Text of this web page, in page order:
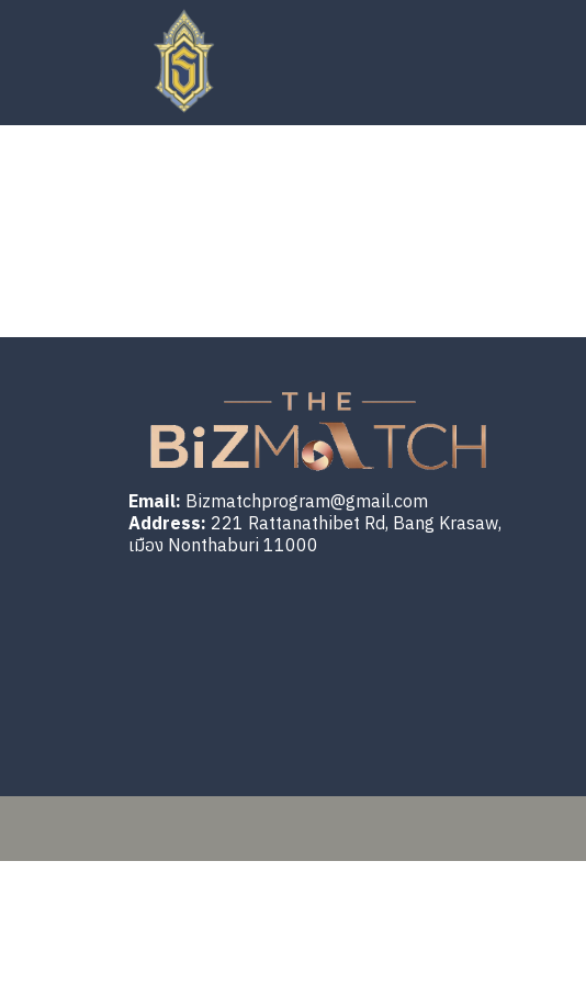
Email: Bizmatchprogram@gmail.com
Address: 221 Rattanathibet Rd, Bang Krasaw,
เมือง Nonthaburi 11000